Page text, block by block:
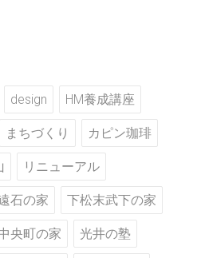
design HM養成講座
まちづくり カピン珈琲
リニューアル
遠石の家 下松末武下の家
央町の家 光井の塾